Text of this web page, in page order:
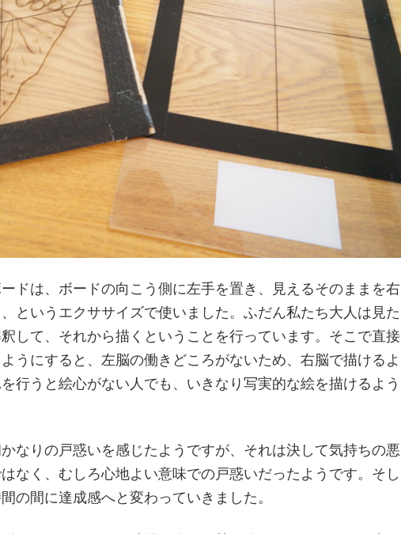
ドは、ボードの向こう側に左手を置き、見えるそのままを右
というエクササイズで使いました。ふだん私たち大人は見た
して、それから描くということを行っています。そこで直接
うにすると、左脳の働きどころがないため、右脳で描けるよ
行うと絵心がない人でも、いきなり写実的な絵を描けるよう
なりの戸惑いを感じたようですが、それは決して気持ちの悪
なく、むしろ心地よい意味での戸惑いだったようです。そし
の間に達成感へと変わっていきました。